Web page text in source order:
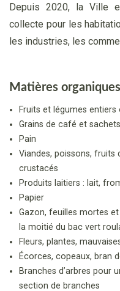
Depuis 2020, la Ville
collecte pour les
les industries, les
Matières
Fruits et légumes entiers
Grains de café et
Pain
Viandes, poissons, fruits
crustacés
Produits laitiers : lait,
Papier
Gazon, feuilles mortes
la moitié du bac vert
Fleurs, plantes,
Écorces, copeaux, bran
Branches d’arbres pour
section de branches